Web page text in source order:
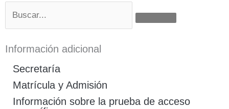
Información adicional
Secretaría
Matrícula y Admisión
Información sobre la prueba de acceso